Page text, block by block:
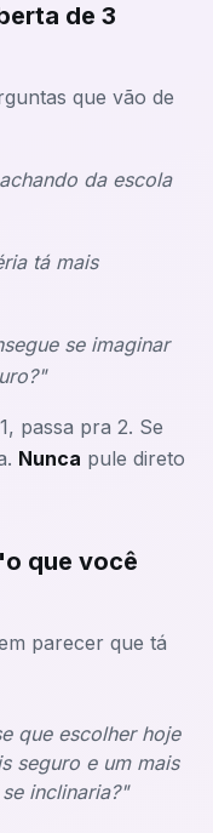
de 3
que vão de
da escola
tá mais
se imaginar
passa pra 2. Se
Nunca pule direto
que você
parecer que tá
que escolher hoje
seguro e um mais
inclinaria?"